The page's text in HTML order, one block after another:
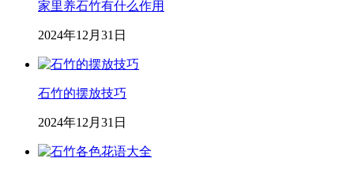
家里养石竹有什么作用
2024年12月31日
石竹的摆放技巧
2024年12月31日